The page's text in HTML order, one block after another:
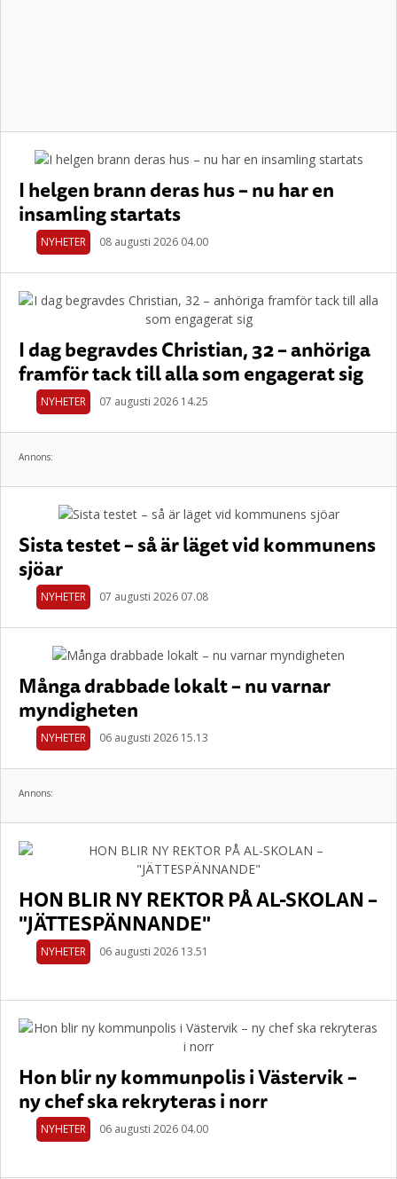
I helgen brann deras hus – nu har en
insamling startats
NYHETER 08 augusti 2026 04.00
I dag begravdes Christian, 32 – anhöriga
framför tack till alla som engagerat sig
NYHETER 07 augusti 2026 14.25
Annons:
Sista testet – så är läget vid kommunens
sjöar
NYHETER 07 augusti 2026 07.08
Många drabbade lokalt – nu varnar
myndigheten
NYHETER 06 augusti 2026 15.13
Annons:
HON BLIR NY REKTOR PÅ AL-SKOLAN –
"JÄTTESPÄNNANDE"
NYHETER 06 augusti 2026 13.51
Hon blir ny kommunpolis i Västervik –
ny chef ska rekryteras i norr
NYHETER 06 augusti 2026 04.00